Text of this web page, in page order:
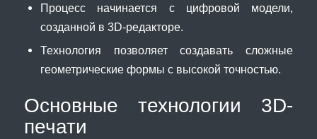
Процесс начинается с цифровой модели,
созданной в 3D-редакторе.
Технология позволяет создавать сложные
геометрические формы с высокой точностью.
Основные технологии 3D-
печати